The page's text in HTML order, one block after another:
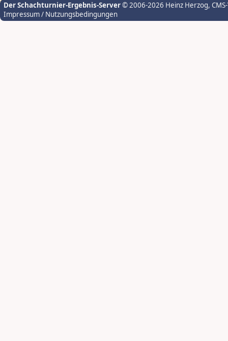
Der Schachturnier-Ergebnis-Server© 2006-2026 Heinz Herzog,
Impressum / Nutzungsbedingungen